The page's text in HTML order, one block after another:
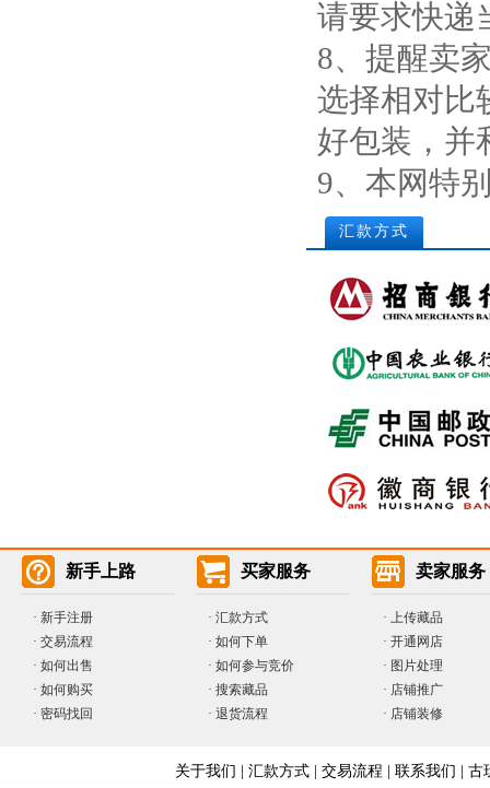
请要求快递
8、提醒卖
选择相对比
好包装，并
9、本网特
汇款方式
新手上路
· 新手注册
· 交易流程
· 如何出售
· 如何购买
· 密码找回
买家服务
· 汇款方式
· 如何下单
· 如何参与竞价
· 搜索藏品
· 退货流程
卖家服务
· 上传藏品
· 开通网店
· 图片处理
· 店铺推广
· 店铺装修
关于我们 |汇款方式 |交易流程 |联系我们 |古